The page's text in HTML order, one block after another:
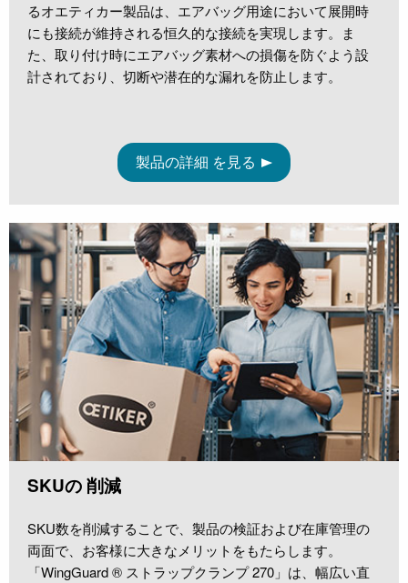
るオエティカー製品は、エアバッグ用途において展開時
にも接続が維持される恒久的な接続を実現します。ま
た、取り付け時にエアバッグ素材への損傷を防ぐよう設
計されており、切断や潜在的な漏れを防止します。
製品の詳細 を見る
SKUの 削減
SKU数を削減することで、製品の検証および在庫管理の
両面で、お客様に大きなメリットをもたらします。
「WingGuard ® ストラップクランプ 270」は、幅広い直